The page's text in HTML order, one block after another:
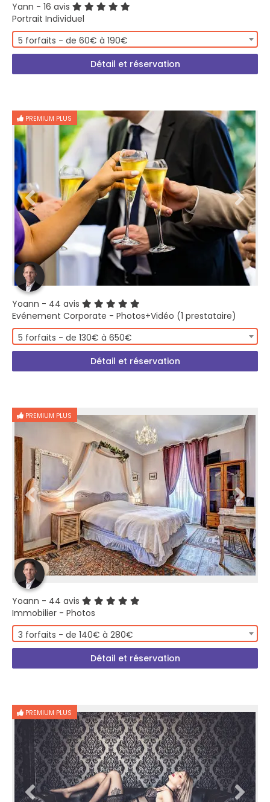
Yann - 16 avis
Portrait Individuel
5 forfaits - de 60€ à 190€
Détail et réservation
PREMIUM PLUS
Yoann - 44 avis
Evénement Corporate - Photos+Vidéo (1 prestataire)
5 forfaits - de 130€ à 650€
Détail et réservation
PREMIUM PLUS
Yoann - 44 avis
Immobilier - Photos
3 forfaits - de 140€ à 280€
Détail et réservation
PREMIUM PLUS